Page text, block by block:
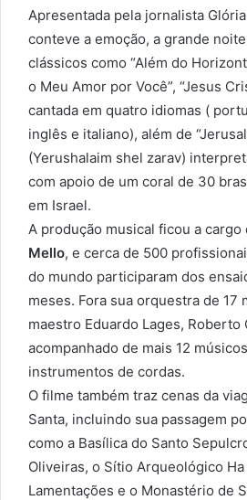
Apresentada pela jornalista
conteve a emoção, a grande
clássicos como “Além do
o Meu Amor por Você”, “Jesus
cantada em quatro idiomas (
inglês e italiano), além de
(Yerushalaim shel zarav)
com apoio de um coral de 30
em Israel.
A produção musical ficou a cargo
Mello, e cerca de 500
do mundo participaram dos
meses. Fora sua orquestra de 17
maestro Eduardo Lages, Roberto
acompanhado de mais 12
instrumentos de cordas.
O filme também traz cenas da
Santa, incluindo sua passagem
como a Basílica do Santo
Oliveiras, o Sítio Arqueológico
Lamentações e o Monastério de